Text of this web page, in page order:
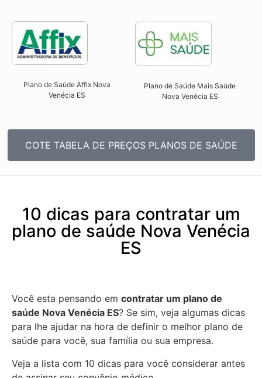
Plano de Saúde Affix Nova
Venécia ES​
Plano de Saúde Mais Saúde
Nova Venécia ES​
COTE TABELA DE PREÇOS PLANOS DE SAÚDE
10 dicas para contratar um
plano de saúde Nova Venécia
ES
Você esta pensando em contratar um plano de
saúde Nova Venécia ES? Se sim, veja algumas dicas
para lhe ajudar na hora de definir o melhor plano de
saúde para você, sua família ou sua empresa.
Veja a lista com 10 dicas para você considerar antes